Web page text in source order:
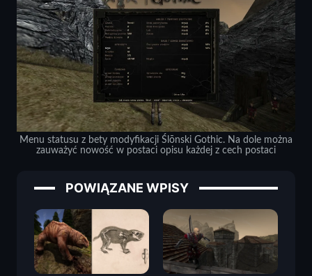
Menu statusu z bety modyfikacji Ślōnski Gothic. Na dole można
zauważyć nowość w postaci opisu każdej z cech postaci
POWIĄZANE WPISY